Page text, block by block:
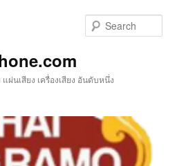
นเสียง เครื่องเสียง อันดับหนึ่ง